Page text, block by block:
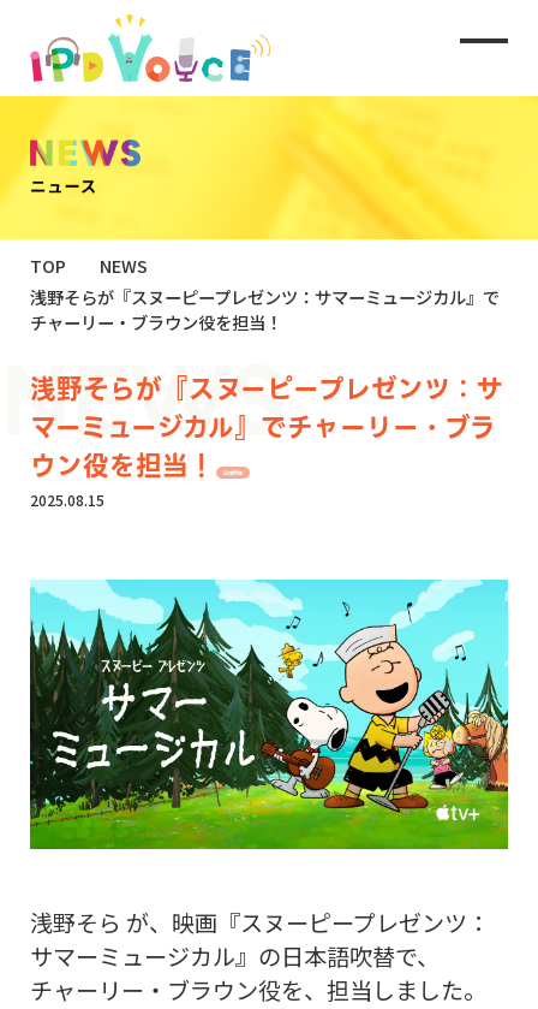
TOP
NEWS
浅野そらが『スヌーピープレゼンツ：サマーミュージカル』で
チャーリー・ブラウン役を担当！
浅野そらが『スヌーピープレゼンツ：サ
マーミュージカル』でチャーリー・ブラ
ウン役を担当！
出演情報
2025.08.15
浅野そら が、映画『スヌーピープレゼンツ：
サマーミュージカル』の日本語吹替で、
チャーリー・ブラウン役を、担当しました。